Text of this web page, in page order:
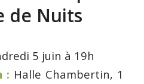
de Nuits
5 juin à 19h
: Halle Chambertin, 1